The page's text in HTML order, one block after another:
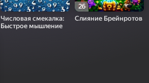
Числовая смекалка:
Быстрое мышление
26
Слияние Брейнротов